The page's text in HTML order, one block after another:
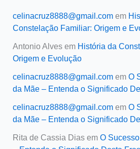
celinacruz8888@gmail.comem
Constelação Familiar: Origem e
Antonio Alvesem História da
Origem e Evolução
celinacruz8888@gmail.comem O
da Mãe – Entenda o Significado
celinacruz8888@gmail.comem O
da Mãe – Entenda o Significado
Rita de Cassia Diasem O